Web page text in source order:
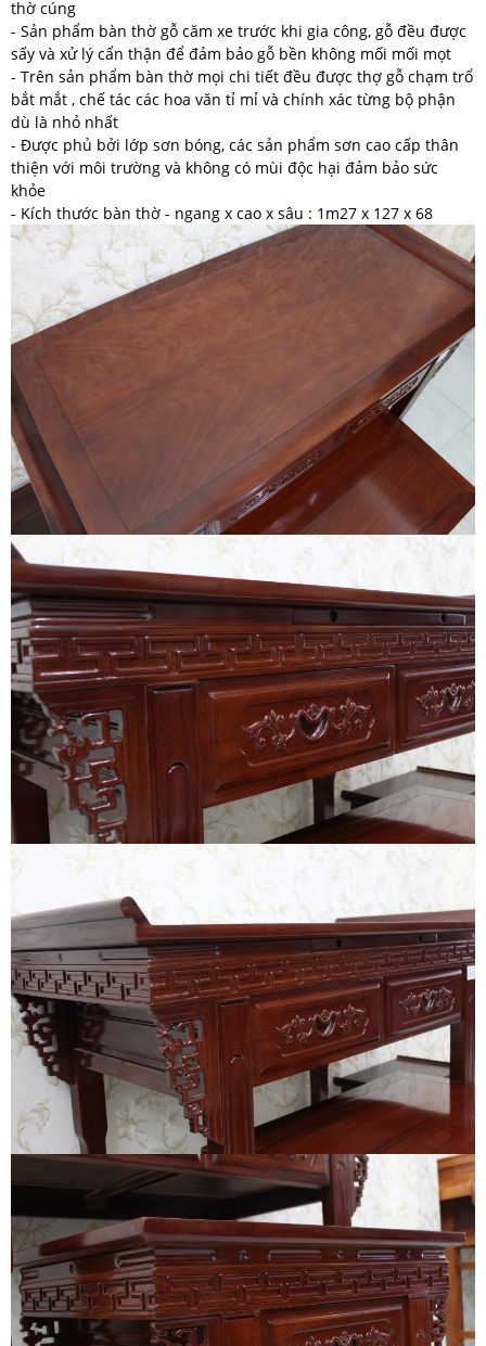
thờ cúng
- Sản phẩm bàn thờ gỗ căm xe trước khi gia công, gỗ đều được
sấy và xử lý cẩn thận để đảm bảo gỗ bền không mối mối mọt
- Trên sản phẩm bàn thờ mọi chi tiết đều được thợ gỗ chạm trổ
bắt mắt , chế tác các hoa văn tỉ mỉ và chính xác từng bộ phận
dù là nhỏ nhất
- Được phủ bởi lớp sơn bóng, các sản phẩm sơn cao cấp thân
thiện với môi trường và không có mùi độc hại đảm bảo sức
khỏe
- Kích thước bàn thờ - ngang x cao x sâu : 1m27 x 127 x 68